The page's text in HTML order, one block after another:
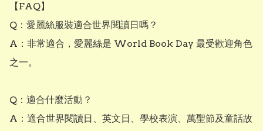
【FAQ】
Q：愛麗絲服裝適合世界閱讀日嗎？
A：非常適合，愛麗絲是 World Book Day 最受歡迎角色
之一。
Q：適合什麼活動？
A：適合世界閱讀日、英文日、學校表演、萬聖節及童話故